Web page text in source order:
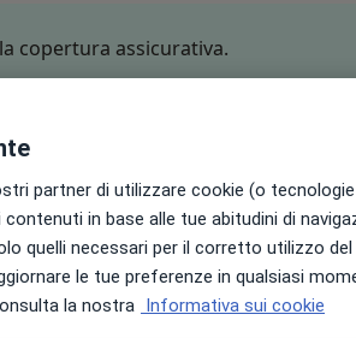
copertura assicurativa.
Non ci sono agende disponibili!
Mostra telefono
partner di utilizzare cookie (o
in base alle tue abitudini di
quelli necessari per il corretto utilizzo
le tue preferenze in qualsiasi
la nostra Informativa sui cookie